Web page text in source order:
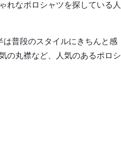
れなポロシャツを探している人
普段のスタイルにきちんと感
の丸襟など、人気のあるポロシ